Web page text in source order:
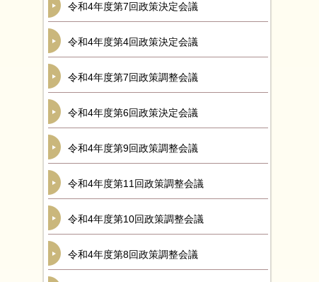
令和4年度第7回政策決定会議
令和4年度第4回政策決定会議
令和4年度第7回政策調整会議
令和4年度第6回政策決定会議
令和4年度第9回政策調整会議
令和4年度第11回政策調整会議
令和4年度第10回政策調整会議
令和4年度第8回政策調整会議